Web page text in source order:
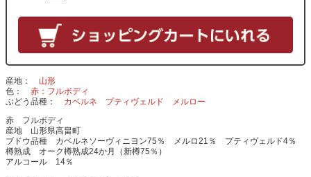
産地
山形
色
赤：フルボディ
ぶどう品種
カベルネ プティヴェルド
メルロー
赤 フルボディ
産地 山形県高畠町
ブドウ品種 カベルネソーヴィニヨン75％ メルロ21％ プティヴェルド4％
樽熟成 オーク樽熟成24か月（新樽75％）
アルコール 14％